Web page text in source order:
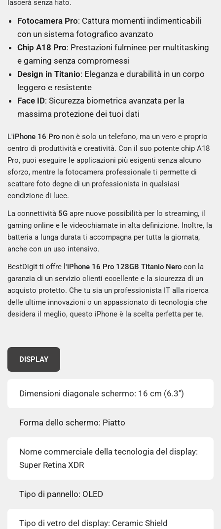
lascerà senza fiato.
Fotocamera Pro: Cattura momenti indimenticabili
con un sistema fotografico avanzato
Chip A18 Pro: Prestazioni fulminee per multitasking
e gaming senza compromessi
Design in Titanio: Eleganza e durabilità in un corpo
leggero e resistente
Face ID: Sicurezza biometrica avanzata per la
massima protezione dei tuoi dati
L'iPhone 16 Pro non è solo un telefono, ma un vero e proprio
centro di produttività e creatività. Con il suo potente chip A18
Pro, puoi eseguire le applicazioni più esigenti senza alcuno
sforzo, mentre la fotocamera professionale ti permette di
scattare foto degne di un professionista in qualsiasi
condizione di luce.
La connettività 5G apre nuove possibilità per lo streaming, il
gaming online e le videochiamate in alta definizione. Inoltre, la
batteria a lunga durata ti accompagna per tutta la giornata,
anche con un uso intensivo.
BestDigit ti offre l'iPhone 16 Pro 128GB Titanio Nero con la
garanzia di un servizio clienti eccellente e la sicurezza di un
acquisto protetto. Che tu sia un professionista IT alla ricerca
delle ultime innovazioni o un appassionato di tecnologia che
desidera il meglio, questo iPhone è la scelta perfetta per te.
DISPLAY
Dimensioni diagonale schermo: 16 cm (6.3")
Forma dello schermo: Piatto
Nome commerciale della tecnologia del display:
Super Retina XDR
Tipo di pannello: OLED
Tipo di vetro del display: Ceramic Shield